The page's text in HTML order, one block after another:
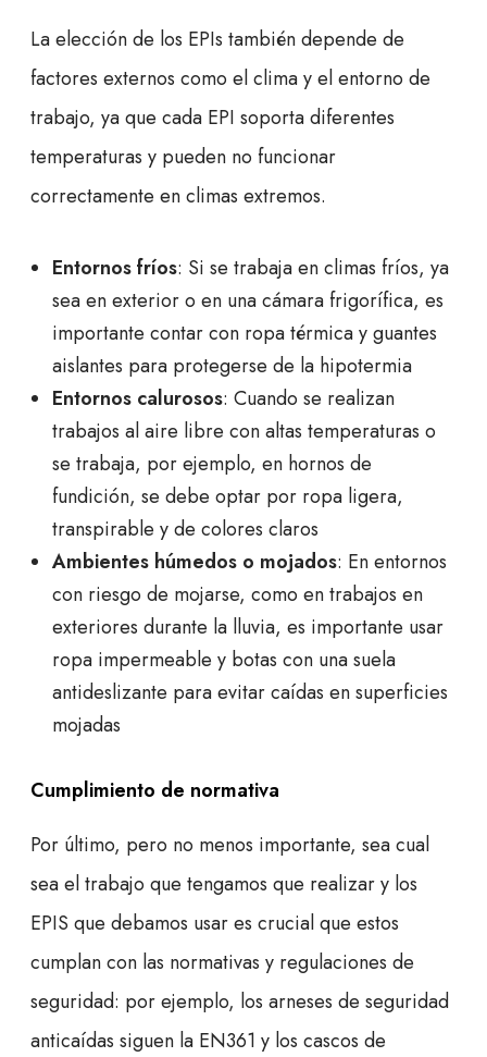
La elección de los EPIs también depende de
factores externos como el clima y el entorno de
trabajo, ya que cada EPI soporta diferentes
temperaturas y pueden no funcionar
correctamente en climas extremos.
Entornos fríos: Si se trabaja en climas fríos, ya
sea en exterior o en una cámara frigorífica, es
importante contar con ropa térmica y guantes
aislantes para protegerse de la hipotermia
Entornos calurosos: Cuando se realizan
trabajos al aire libre con altas temperaturas o
se trabaja, por ejemplo, en hornos de
fundición, se debe optar por ropa ligera,
transpirable y de colores claros
Ambientes húmedos o mojados: En entornos
con riesgo de mojarse, como en trabajos en
exteriores durante la lluvia, es importante usar
ropa impermeable y botas con una suela
antideslizante para evitar caídas en superficies
mojadas
Cumplimiento de normativa
Por último, pero no menos importante, sea cual
sea el trabajo que tengamos que realizar y los
EPIS que debamos usar es crucial que estos
cumplan con las normativas y regulaciones de
seguridad: por ejemplo, los arneses de seguridad
anticaídas siguen la EN361 y los cascos de